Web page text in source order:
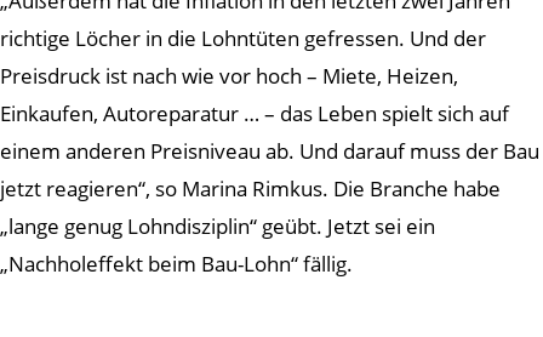
richtige Löcher in die Lohntüten gefressen. Und der
Preisdruck ist nach wie vor hoch – Miete, Heizen,
Einkaufen, Autoreparatur … – das Leben spielt sich auf
einem anderen Preisniveau ab. Und darauf muss der Bau
jetzt reagieren“, so Marina Rimkus. Die Branche habe
„lange genug Lohndisziplin“ geübt. Jetzt sei ein
„Nachholeffekt beim Bau-Lohn“ fällig.